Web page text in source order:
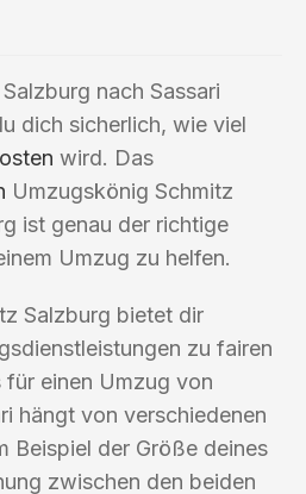
nach Sassari
dich sicherlich, wie viel
wird. Das
Umzugskönig Schmitz
ist genau der richtige
Umzug zu helfen.
Salzburg bietet dir
zu fairen
für einen Umzug von
hängt von verschiedenen
Beispiel der Größe deines
zwischen den beiden